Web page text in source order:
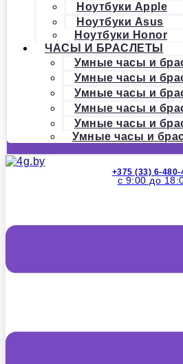
Ноутбуки Apple
Ноутбуки Asus
Ноутбуки Honor
ЧАСЫ И БРАСЛЕТЫ
Умные часы и
Умные часы и
Умные часы и
Умные часы и
Умные часы и
Умные часы и
+375 (33) 6-480-
с 9:00 до